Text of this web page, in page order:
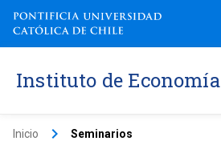
Instituto de Economía
Inicio keyboard_arrow_right Seminarios